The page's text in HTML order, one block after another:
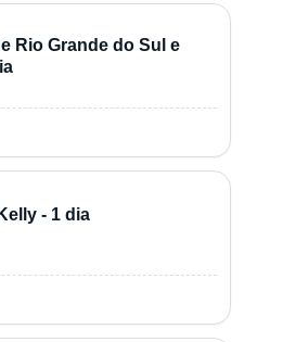
Rio Grande do Sul e
- 1 dia